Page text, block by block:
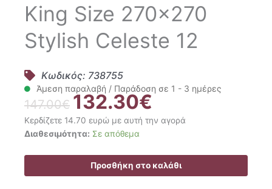
King Size 270×270
Stylish Celeste 12
Κωδικός: 738755
Άμεση παραλαβή / Παράδοση σε 1 - 3 ημέρες
147.00€ Original
price
was:
147.00€.
132.30€
τρέχουσα
τιμή
132.30€.
Κερδίζετε 14.70 ευρώ με αυτή την αγορά
Διαθεσιμότητα: Σε απόθεμα
Kentia
Σεντόνια
King
Προσθήκη στο καλάθι